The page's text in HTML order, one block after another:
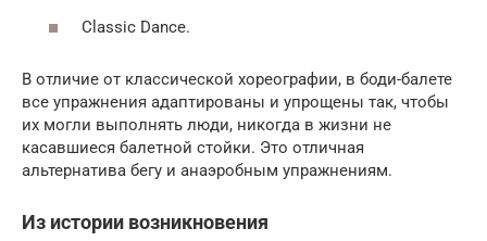
Classic Dance.
В отличие от классической хореографии, в боди-балете
все упражнения адаптированы и упрощены так, чтобы
их могли выполнять люди, никогда в жизни не
касавшиеся балетной стойки. Это отличная
альтернатива бегу и анаэробным упражнениям.
Из истории возникновения